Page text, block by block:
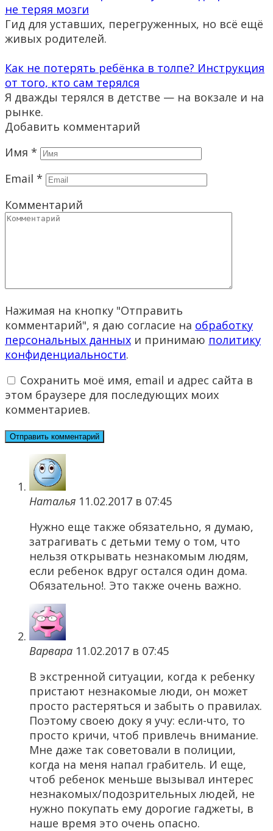
не теряя мозги
Гид для уставших, перегруженных, но всё ещё
живых родителей.
Как не потерять ребёнка в толпе? Инструкция
от того, кто сам терялся
Я дважды терялся в детстве — на вокзале и на
рынке.
Добавить комментарий
Имя *
Email *
Комментарий
Нажимая на кнопку "Отправить
комментарий", я даю согласие на обработку
персональных данных и принимаю политику
конфиденциальности.
Сохранить моё имя, email и адрес сайта в
этом браузере для последующих моих
комментариев.
Наталья 11.02.2017 в 07:45
Нужно еще также обязательно, я думаю,
затрагивать с детьми тему о том, что
нельзя открывать незнакомым людям,
если ребенок вдруг остался один дома.
Обязательно!. Это также очень важно.
Варвара 11.02.2017 в 07:45
В экстренной ситуации, когда к ребенку
пристают незнакомые люди, он может
просто растеряться и забыть о правилах.
Поэтому своею доку я учу: если-что, то
просто кричи, чтоб привлечь внимание.
Мне даже так советовали в полиции,
когда на меня напал грабитель. И еще,
чтоб ребенок меньше вызывал интерес
незнакомых/подозрительных людей, не
нужно покупать ему дорогие гаджеты, в
наше время это очень опасно.